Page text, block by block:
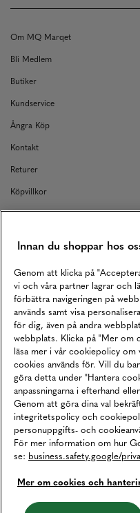
Om MQ Marqet
Bli Medlem
Butiker
Kundservice
Ångra Köp
Kontakt
Returer
Köpvillkor
Karriär
Press
Studentrabatt
B2B
Tillgänglighetsredogörelse
Betalningar
Cookies Dataskydd
Hantera cookies
Innan du shoppar hos
Genom att klicka på
vi och våra partner lagrar och
förbättra navigeringen på
används samt visa
för dig, även på andra
webbplats. Klicka på "Mer om
läsa mer i vår cookiepolicy om
cookies används för. Vill du
göra detta under "Hantera
anpassningarna i efterhand
Genom att göra dina val
integritetspolicy och
personuppgifts- och
För mer information om hur
se: business.safety.google/
Mer om cookies och